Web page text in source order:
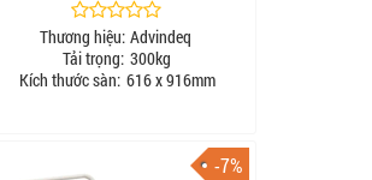
Thương hiệu: Advindeq
Tải trọng: 300kg
Kích thước sàn: 616 x 916mm
-7%